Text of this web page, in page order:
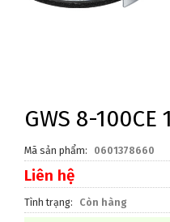
GWS 8-100CE
Mã sản phẩm 0601378660
Liên hệ
Tình trạng Còn hàng